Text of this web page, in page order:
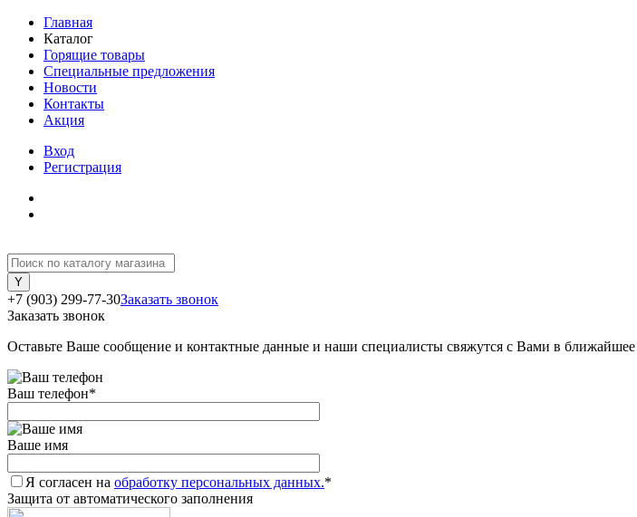
Главная
Каталог
Горящие товары
Специальные предложения
Новости
Контакты
Акция
Вход
Регистрация
+7 (903) 299-77-30Заказать звонок
Заказать звонок
Оставьте Ваше сообщение и контактные данные и наши специалисты свяжутся с Вами в
Ваш телефон*
Ваше имя
Я согласен на обработку персональных данных.*
Защита от автоматического заполнения